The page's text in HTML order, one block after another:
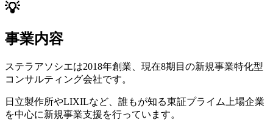
💡
事業内容
ステラアソシエは2018年創業、現在8期目の新規事業特化型
コンサルティング会社です。
日立製作所やLIXILなど、誰もが知る東証プライム上場企業
を中心に新規事業支援を行っています。